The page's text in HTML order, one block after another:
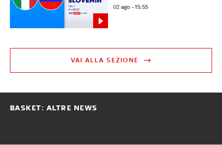
02 ago - 15:55
VAI ALLA SEZIONE
BASKET: ALTRE NEWS